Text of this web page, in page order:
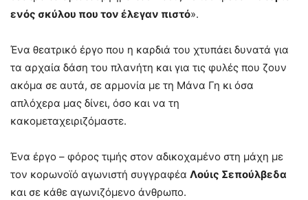
ενός σκύλου που τον έλεγαν πιστό».
Ένα θεατρικό έργο που η καρδιά του χτυπάει δυνατά για
τα αρχαία δάση του πλανήτη και για τις φυλές που ζουν
ακόμα σε αυτά, σε αρμονία με τη Μάνα Γη κι όσα
απλόχερα μας δίνει, όσο και να τη
κακομεταχειριζόμαστε.
Ένα έργο – φόρος τιμής στον αδικοχαμένο στη μάχη με
τον κορωνοϊό αγωνιστή συγγραφέα Λούις Σεπούλβεδα
και σε κάθε αγωνιζόμενο άνθρωπο.